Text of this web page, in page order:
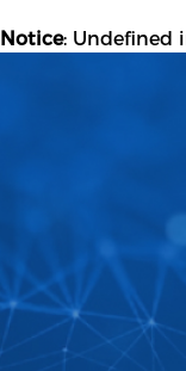
Notice: Undefined